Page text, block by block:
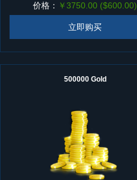
价格： ￥3750.00 ($600.00)
立即购买
500000 Gold